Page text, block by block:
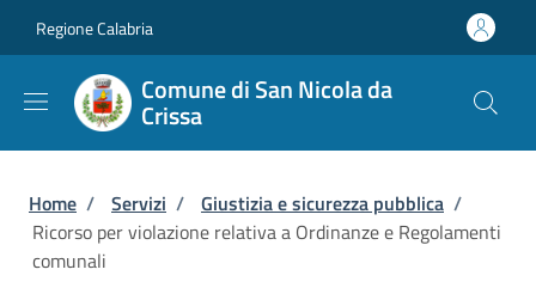
Regione Calabria
Comune di San Nicola da
Crissa
Briciole di pane
Home / Servizi / Giustizia e sicurezza pubblica /
Ricorso per violazione relativa a Ordinanze e Regolamenti
comunali